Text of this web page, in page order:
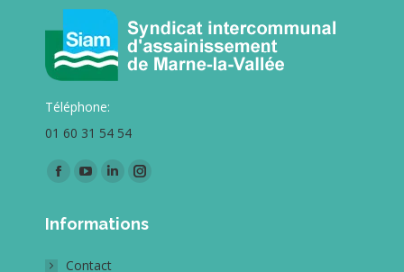
Téléphone:
01 60 31 54 54
Trouvez nous sur :
La
Facebook
La
YouTube
La
LinkedIn
La
Instagram
Informations
Contact